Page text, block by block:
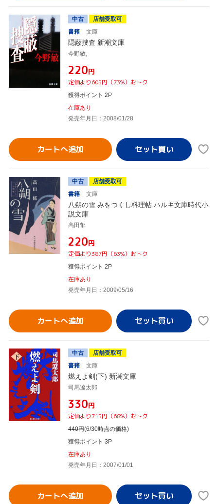
中古
店舗受取可
書籍
文庫
隠蔽捜査 新潮文庫
今野敏,
¥220円
定価より605円（73%）おトク
獲得ポイント 2P
在庫あり
発売年月日：2008/01/28
カートへ追加
中古
店舗受取可
書籍
文庫
八朔の雪 みをつくし料理帖 ハルキ文庫時代小
説文庫
髙田郁
¥220円
定価より387円（63%）おトク
獲得ポイント 2P
在庫あり
発売年月日：2009/05/16
カートへ追加
中古
店舗受取可
書籍
文庫
燃えよ剣(下) 新潮文庫
司馬遼太郎
¥330円
定価より715円（68%）おトク
440円(6/30時点の価格)
獲得ポイント 3P
在庫あり
発売年月日：2007/01/01
カートへ追加